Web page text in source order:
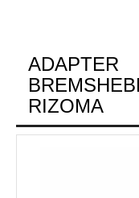
ADAPTER
RIZOMA